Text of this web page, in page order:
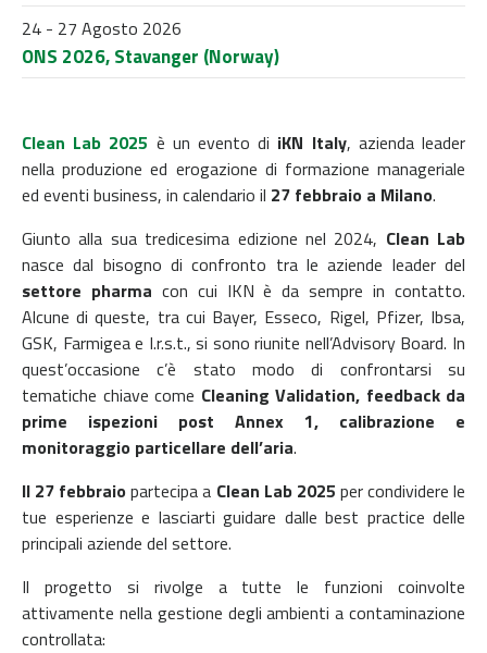
24 - 27 Agosto 2026
ONS 2026, Stavanger (Norway)
Clean Lab 2025 è un evento di iKN Italy, azienda leader
nella produzione ed erogazione di formazione manageriale
ed eventi business, in calendario il 27 febbraio a Milano.
Giunto alla sua tredicesima edizione nel 2024, Clean Lab
nasce dal bisogno di confronto tra le aziende leader del
settore pharma con cui IKN è da sempre in contatto.
Alcune di queste, tra cui Bayer, Esseco, Rigel, Pfizer, Ibsa,
GSK, Farmigea e I.r.s.t., si sono riunite nell’Advisory Board. In
quest’occasione c’è stato modo di confrontarsi su
tematiche chiave come Cleaning Validation, feedback da
prime ispezioni post Annex 1, calibrazione e
monitoraggio particellare dell’aria.
Il 27 febbraiopartecipa a Clean Lab 2025 per condividere le
tue esperienze e lasciarti guidare dalle best practice delle
principali aziende del settore.
Il progetto si rivolge a tutte le funzioni coinvolte
attivamente nella gestione degli ambienti a contaminazione
controllata: